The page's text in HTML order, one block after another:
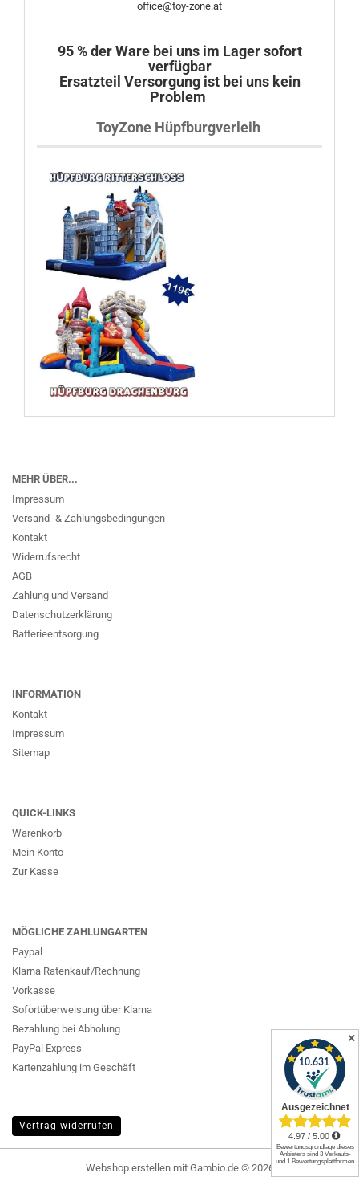
office@toy-zone.at
95 % der Ware bei uns im Lager sofort
verfügbar
Ersatzteil Versorgung ist bei uns kein
Problem
ToyZone Hüpfburgverleih
MEHR ÜBER...
Impressum
Versand- & Zahlungsbedingungen
Kontakt
Widerrufsrecht
AGB
Zahlung und Versand
Datenschutzerklärung
Batterieentsorgung
INFORMATION
Kontakt
Impressum
Sitemap
QUICK-LINKS
Warenkorb
Mein Konto
Zur Kasse
MÖGLICHE ZAHLUNGARTEN
Paypal
Klarna Ratenkauf/Rechnung
Vorkasse
Sofortüberweisung über Klarna
Bezahlung bei Abholung
PayPal Express
Kartenzahlung im Geschäft
Vertrag widerrufen
Webshop erstellenmit Gambio.de © 2026
✕